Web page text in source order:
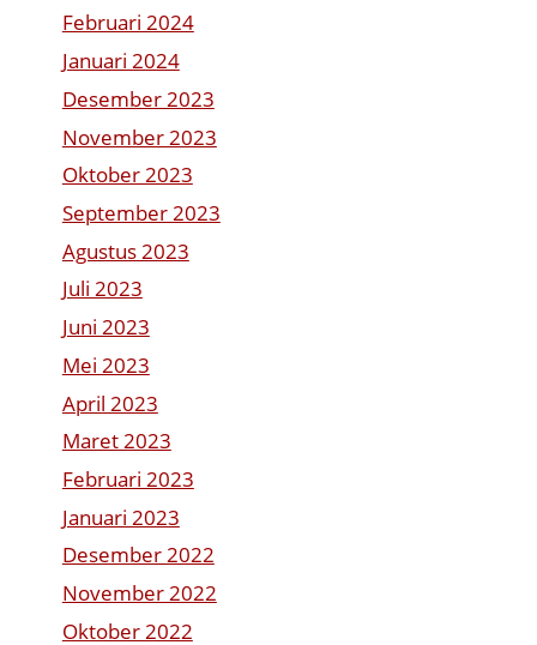
Februari 2024
Januari 2024
Desember 2023
November 2023
Oktober 2023
September 2023
Agustus 2023
Juli 2023
Juni 2023
Mei 2023
April 2023
Maret 2023
Februari 2023
Januari 2023
Desember 2022
November 2022
Oktober 2022